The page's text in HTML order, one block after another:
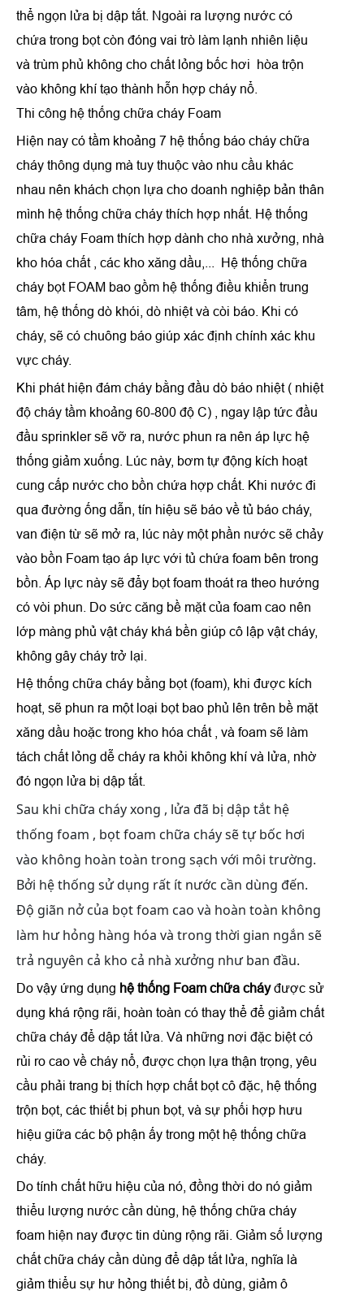
thể ngọn lửa bị dập tắt. Ngoài ra lượng nước có
chứa trong bọt còn đóng vai trò làm lạnh nhiên liệu
và trùm phủ không cho chất lỏng bốc hơi hòa trộn
vào không khí tạo thành hỗn hợp cháy nổ.
Thi công hệ thống chữa cháy Foam
Hiện nay có tầm khoảng 7 hệ thống báo cháy chữa
cháy thông dụng mà tuy thuộc vào nhu cầu khác
nhau nên khách chọn lựa cho doanh nghiệp bản thân
mình hệ thống chữa cháy thích hợp nhất. Hệ thống
chữa cháy Foam thích hợp dành cho nhà xưởng, nhà
kho hóa chất , các kho xăng dầu,... Hệ thống chữa
cháy bọt FOAM bao gồm hệ thống điều khiển trung
tâm, hệ thống dò khói, dò nhiệt và còi báo. Khi có
cháy, sẽ có chuông báo giúp xác định chính xác khu
vực cháy.
Khi phát hiện đám cháy bằng đầu dò báo nhiệt ( nhiệt
độ cháy tầm khoảng 60-800 độ C) , ngay lập tức đầu
đầu sprinkler sẽ vỡ ra, nước phun ra nên áp lực hệ
thống giảm xuống. Lúc này, bơm tự động kích hoạt
cung cấp nước cho bồn chứa hợp chất. Khi nước đi
qua đường ống dẫn, tín hiệu sẽ báo về tủ báo cháy,
van điện từ sẽ mở ra, lúc này một phần nước sẽ chảy
vào bồn Foam tạo áp lực với tủ chứa foam bên trong
bồn. Áp lực này sẽ đẩy bọt foam thoát ra theo hướng
có vòi phun. Do sức căng bề mặt của foam cao nên
lớp màng phủ vật cháy khá bền giúp cô lập vật cháy,
không gây cháy trở lại.
Hệ thống chữa cháy bằng bọt(foam), khi được kích
hoạt, sẽ phun ra một loại bọt bao phủ lên trên bề mặt
xăng dầu hoặc trong kho hóa chất , và foam sẽ làm
tách chất lỏng dễ cháy ra khỏi không khí và lửa, nhờ
đó ngọn lửa bị dập tắt.
Sau khi chữa cháy xong , lửa đã bị dập tắt hệ
thống foam , bọt foam chữa cháy sẽ tự bốc hơi
vào không hoàn toàn trong sạch với môi trường.
Bởi hệ thống sử dụng rất ít nước cần dùng đến.
Độ giãn nở của bọt foam cao và hoàn toàn không
làm hư hỏng hàng hóa và trong thời gian ngắn sẽ
trả nguyên cả kho cả nhà xưởng như ban đầu.
Do vậy ứng dụng hệ thống Foam chữa cháyđược sử
dụng khá rộng rãi, hoàn toàn có thay thể để giảm chất
chữa cháy để dập tắt lửa. Và những nơi đặc biệt có
rủi ro cao về cháy nổ, được chọn lựa thận trọng, yêu
cầu phải trang bị thích hợp chất bọt cô đặc, hệ thống
trộn bọt, các thiết bị phun bọt, và sự phối hợp hưu
hiệu giữa các bộ phận ấy trong một hệ thống chữa
cháy.
Do tính chất hữu hiệu của nó, đồng thời do nó giảm
thiểu lượng nước cần dùng, hệ thống chữa cháy
foam hiện nay được tin dùng rộng rãi. Giảm số lượng
chất chữa cháy cần dùng để dập tắt lửa, nghĩa là
giảm thiểu sự hư hỏng thiết bị, đồ dùng, giảm ô